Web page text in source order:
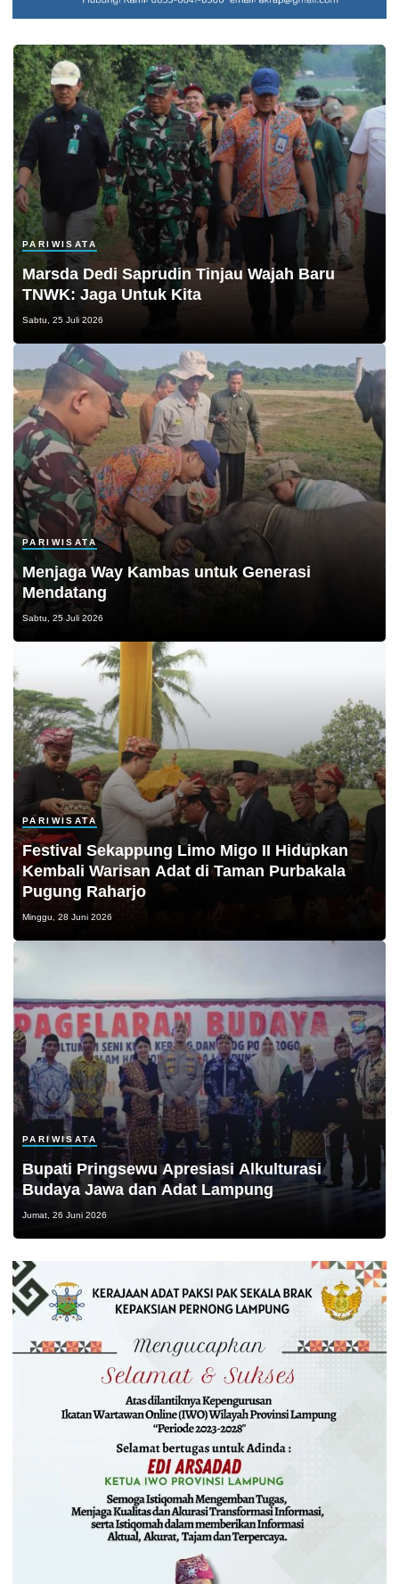
PARIWISATA
Marsda Dedi Saprudin Tinjau Wajah Baru
TNWK: Jaga Untuk Kita
Sabtu, 25 Juli 2026
PARIWISATA
Menjaga Way Kambas untuk Generasi
Mendatang
Sabtu, 25 Juli 2026
PARIWISATA
Festival Sekappung Limo Migo II Hidupkan
Kembali Warisan Adat di Taman Purbakala
Pugung Raharjo
Minggu, 28 Juni 2026
PARIWISATA
Bupati Pringsewu Apresiasi Alkulturasi
Budaya Jawa dan Adat Lampung
Jumat, 26 Juni 2026